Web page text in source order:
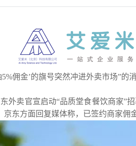
佣金’的旗号突然冲进外卖市场”
外卖官宣启动“品质堂食餐饮商家”
东方面回复媒体称，已签约商家佣